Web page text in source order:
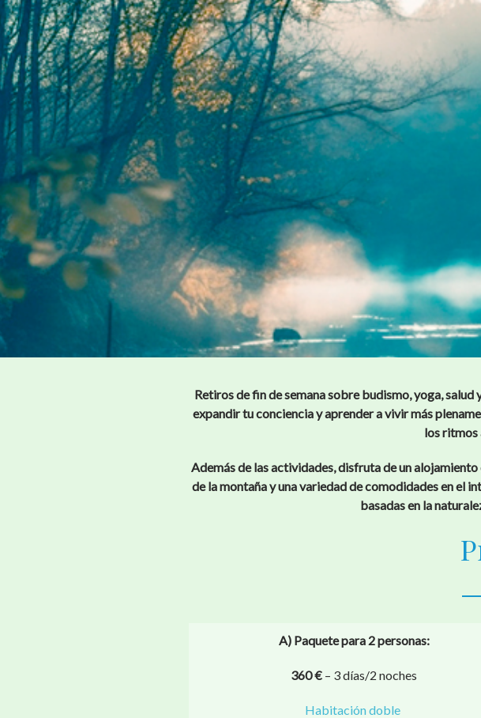
Retiros de fin de semana sobre budismo, yoga,
expandir tu conciencia y aprender a vivir más
los ritmos
Además de las actividades, disfruta de un
de la montaña y una variedad de comodidades en el
basadas en la
A) Paquete para 2 personas:
360 € – 3 días/2 noches
Habitación doble